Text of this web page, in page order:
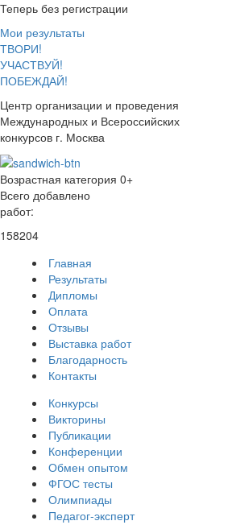
Теперь без регистрации
Мои результаты
ТВОРИ!
УЧАСТВУЙ!
ПОБЕЖДАЙ!
Центр организации и проведения
Международных и Всероссийских
конкурсов г. Москва
Возрастная категория 0+
Всего добавлено
работ:
158204
Главная
Результаты
Дипломы
Оплата
Отзывы
Выставка работ
Благодарность
Контакты
Конкурсы
Викторины
Публикации
Конференции
Обмен опытом
ФГОС тесты
Олимпиады
Педагог-эксперт